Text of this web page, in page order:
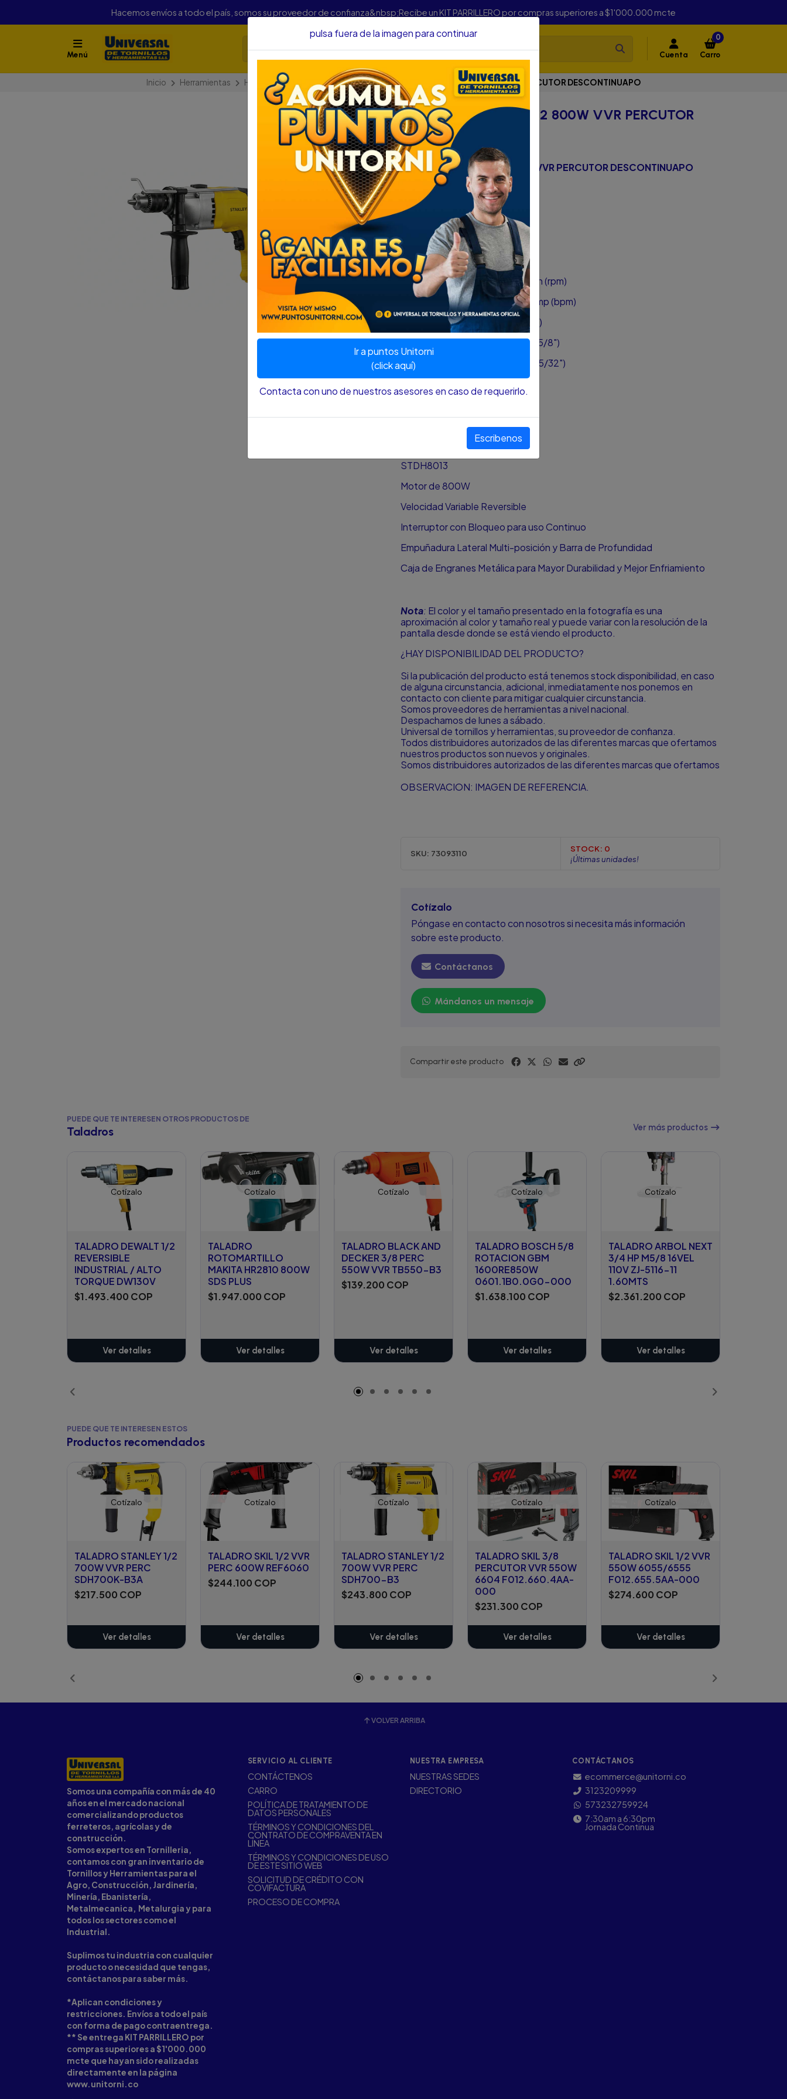
Hacemos envíos a todo el país, somos su proveedor de confianza&nbsp;Recibe un KIT PARRILLERO por compras superiores a $1'000.000 mcte
Menú Cuenta
0
Carro
Inicio Herramientas Herramienta Eléctrica Taladros TALADRO STANLEY 1/2 800W VVR PERCUTOR DESCONTINUAPO
TALADRO STANLEY 1/2 800W VVR PERCUTOR
DESCONTINUAPO
DESCRIPCIÓN
TALADRO STANLEY 1/2 800W VVR PERCUTOR DESCONTINUAPO
SKU......73093110
DESCRIPCIÓN.....
ESPECIFICACIONES
Potencia 800W
Velocidad sin carga 0 - 3000/min (rpm)
Golpes por minuto 0 - 54000 gmp (bpm)
Perforación en acero 13mm (1/2")
Perforación en concreto 16mm (5/8")
Perforación en madera 32mm (25/32")
2 Modos Rotación – Percusión
STDH8013
Motor de 800W
Velocidad Variable Reversible
Interruptor con Bloqueo para uso Continuo
Empuñadura Lateral Multi-posición y Barra de Profundidad
Caja de Engranes Metálica para Mayor Durabilidad y Mejor Enfriamiento
Nota: El color y el tamaño presentado en la fotografía es una
aproximación al color y tamaño real y puede variar con la resolución de la
pantalla desde donde se está viendo el producto.
¿HAY DISPONIBILIDAD DEL PRODUCTO?
Si la publicación del producto está tenemos stock disponibilidad, en caso
de alguna circunstancia, adicional, inmediatamente nos ponemos en
contacto con cliente para mitigar cualquier circunstancia.
Somos proveedores de herramientas a nivel nacional.
Despachamos de lunes a sábado.
Universal de tornillos y herramientas, su proveedor de confianza.
Todos distribuidores autorizados de las diferentes marcas que ofertamos
nuestros productos son nuevos y originales.
Somos distribuidores autorizados de las diferentes marcas que ofertamos
OBSERVACION: IMAGEN DE REFERENCIA.
SKU: 73093110 STOCK: 0
¡Últimas unidades!
Cotízalo
Póngase en contacto con nosotros si necesita más información
sobre este producto.
Contáctanos
Mándanos un mensaje
Compartir este producto
PUEDE QUE TE INTERESEN OTROS PRODUCTOS DE
Taladros Ver más productos
Cotízalo
TALADRO DEWALT 1/2
REVERSIBLE
INDUSTRIAL / ALTO
TORQUE DW130V
$1.493.400 COP
Ver detalles
Cotízalo
TALADRO
ROTOMARTILLO
MAKITA HR2810 800W
SDS PLUS
$1.947.000 COP
Ver detalles
Cotízalo
TALADRO BLACK AND
DECKER 3/8 PERC
550W VVR TB550-B3
$139.200 COP
Ver detalles
Cotízalo
TALADRO BOSCH 5/8
ROTACION GBM
1600RE850W
0601.1B0.0G0-000
$1.638.100 COP
Ver detalles
Cotízalo
TALADRO ARBOL NEXT
3/4 HP M5/8 16VEL
110V ZJ-5116-11
1.60MTS
$2.361.200 COP
Ver detalles
PUEDE QUE TE INTERESEN ESTOS
Productos recomendados
Cotízalo
TALADRO STANLEY 1/2
700W VVR PERC
SDH700K-B3A
$217.500 COP
Ver detalles
Cotízalo
TALADRO SKIL 1/2 VVR
PERC 600W REF6060
$244.100 COP
Ver detalles
Cotízalo
TALADRO STANLEY 1/2
700W VVR PERC
SDH700-B3
$243.800 COP
Ver detalles
Cotízalo
TALADRO SKIL 3/8
PERCUTOR VVR 550W
6604 F012.660.4AA-
000
$231.300 COP
Ver detalles
Cotízalo
TALADRO SKIL 1/2 VVR
550W 6055/6555
F012.655.5AA-000
$274.600 COP
Ver detalles
VOLVER ARRIBA
Somos una compañía con más de 40
años en el mercado nacional
comercializando productos
ferreteros, agrícolas y de
construcción.
Somos expertos en Tornilleria,
contamos con gran inventario de
Tornillos y Herramientas para el
Agro, Construcción, Jardinería,
Minería, Ebanistería,
Metalmecanica, Metalurgia y para
todos los sectores como el
Industrial.
Suplimos tu industria con cualquier
producto o necesidad que tengas,
contáctanos para saber más.
*Aplican condiciones y
restricciones. Envíos a todo el país
con forma de pago contraentrega.
** Se entrega KIT PARRILLERO por
compras superiores a $1'000.000
mcte que hayan sido realizadas
directamente en la página
www.unitorni.co
SERVICIO AL CLIENTE
CONTÁCTENOS
CARRO
POLÍTICA DE TRATAMIENTO DE
DATOS PERSONALES
TÉRMINOS Y CONDICIONES DEL
CONTRATO DE COMPRAVENTA EN
LÍNEA
TÉRMINOS Y CONDICIONES DE USO
DE ESTE SITIO WEB
SOLICITUD DE CRÉDITO CON
COVIFACTURA
PROCESO DE COMPRA
NUESTRA EMPRESA
NUESTRAS SEDES
DIRECTORIO
CONTÁCTANOS
ecommerce@unitorni.co
3123209999
573232759924
7:30am a 6:30pm
Jornada Continua
pulsa fuera de la imagen para continuar
Ir a puntos Unitorni
(click aquí)
Contacta con uno de nuestros asesores en caso de requerirlo.
Escribenos